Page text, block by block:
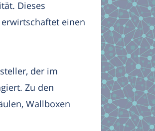
Dieses
einen
der im
Zu den
Wallboxen